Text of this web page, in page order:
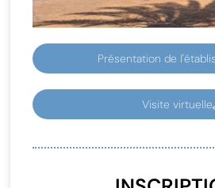
Présentation de
Visite virtuelle